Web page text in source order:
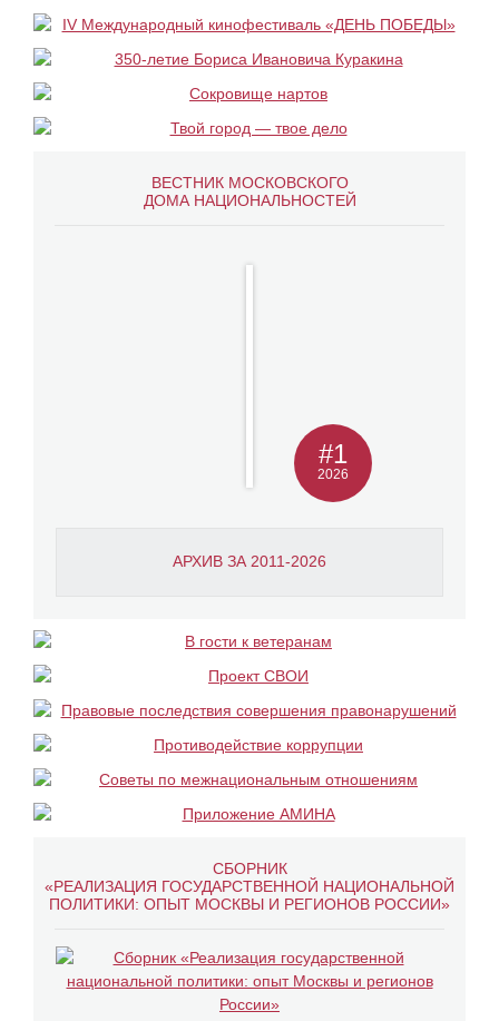
ВЕСТНИК МОСКОВСКОГО
ДОМА НАЦИОНАЛЬНОСТЕЙ
АРХИВ ЗА 2011-2026
#1
2026
СБОРНИК
«РЕАЛИЗАЦИЯ ГОСУДАРСТВЕННОЙ НАЦИОНАЛЬНОЙ
ПОЛИТИКИ: ОПЫТ МОСКВЫ И РЕГИОНОВ РОССИИ»